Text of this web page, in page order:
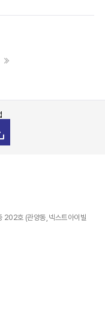
202호 (관양동, 넥스트아이빌